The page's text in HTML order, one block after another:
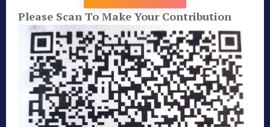
Please Scan To Make Your Contribution